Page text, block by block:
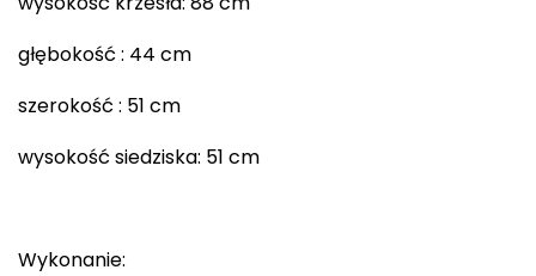
głębokość : 44 cm
szerokość : 51 cm
wysokość siedziska: 51 cm
Wykonanie: